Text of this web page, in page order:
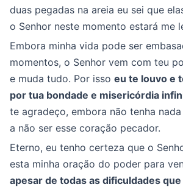
duas pegadas na areia eu sei que
o Senhor neste momento estará me
Embora minha vida pode ser
momentos, o Senhor vem com teu
e muda tudo. Por isso eu te louvo e
por tua bondade e misericórdia
te agradeço, embora não tenha
a não ser esse coração pecador.
Eterno, eu tenho certeza que o
esta minha oração do poder para
apesar de todas as dificuldades